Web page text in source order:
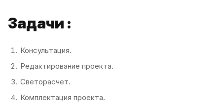
Задачи :
Консультация.
Редактирование проекта.
Светорасчет.
Комплектация проекта.